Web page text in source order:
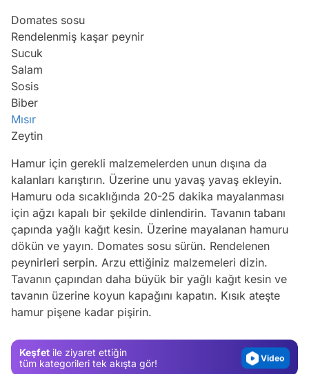
Domates sosu
Rendelenmiş kaşar peynir
Sucuk
Salam
Sosis
Biber
Mısır
Zeytin
Hamur için gerekli malzemelerden unun dışına da
kalanları karıştırın. Üzerine unu yavaş yavaş ekleyin.
Hamuru oda sıcaklığında 20-25 dakika mayalanması
için ağzı kapalı bir şekilde dinlendirin. Tavanın tabanı
çapında yağlı kağıt kesin. Üzerine mayalanan hamuru
dökün ve yayın. Domates sosu sürün. Rendelenen
peynirleri serpin. Arzu ettiğiniz malzemeleri dizin.
Tavanın çapından daha büyük bir yağlı kağıt kesin ve
tavanın üzerine koyun kapağını kapatın. Kısık ateşte
hamur pişene kadar pişirin.
Keşfet ile ziyaret ettiğin
tüm kategorileri tek akışta gör!
Video